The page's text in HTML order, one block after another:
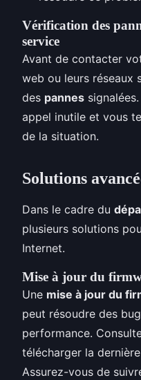
Vérification des
service
Avant de contacter
web ou leurs réseaux
des pannes
appel inutile et vous
de la situation.
Solutions
Dans le cadre du
plusieurs solutions
Internet.
Mise à jour du
Une mise à jour du
peut résoudre des
performance.
télécharger la
Assurez-vous de